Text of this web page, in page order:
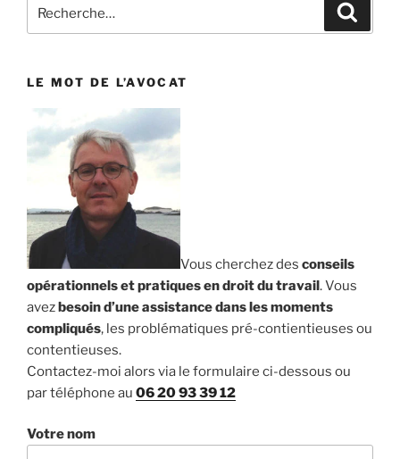
pour
LE MOT DE L’AVOCAT
Vous cherchez des conseils
opérationnels et pratiques en droit du travail. Vous
avezbesoin d’une assistance dans les moments
compliqués, les problématiques pré-contientieuses ou
contentieuses.
Contactez-moi alors via le formulaire ci-dessous ou
par téléphone au 06 20 93 39 12
Votre nom